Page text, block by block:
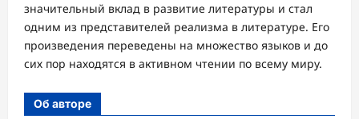
значительный вклад в развитие литературы и стал
одним из представителей реализма в литературе. Его
произведения переведены на множество языков и до
сих пор находятся в активном чтении по всему миру.
Об авторе